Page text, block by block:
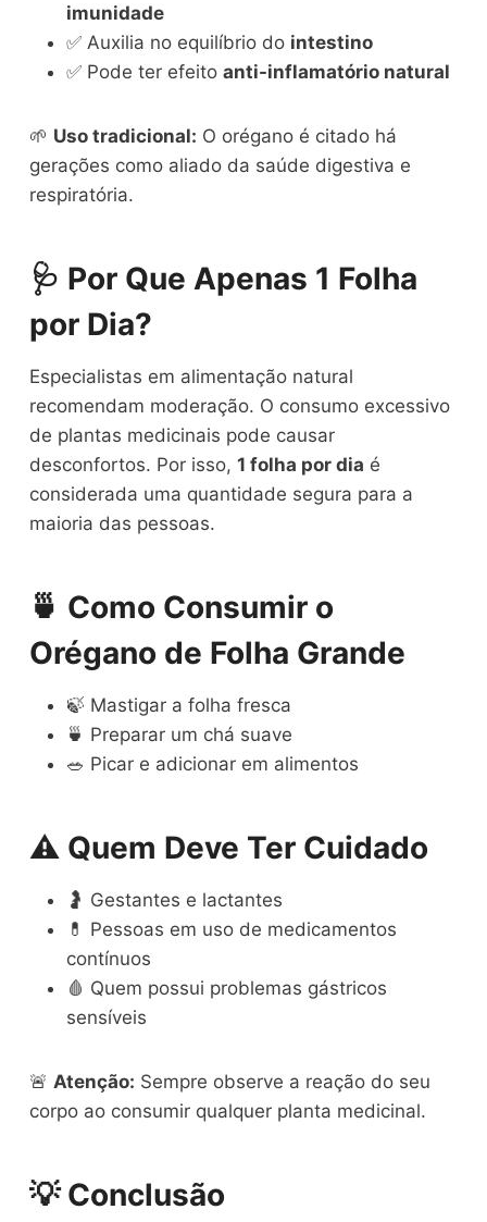
imunidade
✅ Auxilia no equilíbrio do intestino
✅ Pode ter efeitoanti-inflamatório natural
🌱 Uso tradicional: O orégano é citado há
gerações como aliado da saúde digestiva e
respiratória.
🩺 Por Que Apenas 1 Folha
por Dia?
Especialistas em alimentação natural
recomendam moderação. O consumo excessivo
de plantas medicinais pode causar
desconfortos. Por isso,1 folha por dia é
considerada uma quantidade segura para a
maioria das pessoas.
🍵 Como Consumir o
Orégano de Folha Grande
🍃 Mastigar a folha fresca
🍵 Preparar um chá suave
🥗 Picar e adicionar em alimentos
⚠️ Quem Deve Ter Cuidado
🤰 Gestantes e lactantes
💊 Pessoas em uso de medicamentos
contínuos
🩸 Quem possui problemas gástricos
sensíveis
🚨 Atenção: Sempre observe a reação do seu
corpo ao consumir qualquer planta medicinal.
💡 Conclusão